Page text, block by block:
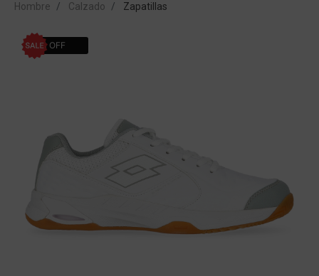
Hombre Calzado Zapatillas
30% OFF